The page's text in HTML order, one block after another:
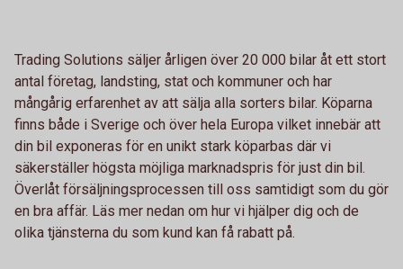
Trading Solutions säljer årligen över 20 000 bilar åt ett stort
antal företag, landsting, stat och kommuner och har
mångårig erfarenhet av att sälja alla sorters bilar. Köparna
finns både i Sverige och över hela Europa vilket innebär att
din bil exponeras för en unikt stark köparbas där vi
säkerställer högsta möjliga marknadspris för just din bil.
Överlåt försäljningsprocessen till oss samtidigt som du gör
en bra affär. Läs mer nedan om hur vi hjälper dig och de
olika tjänsterna du som kund kan få rabatt på.